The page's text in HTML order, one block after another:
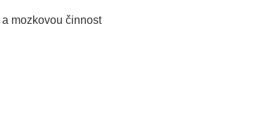
mozkovou činnost